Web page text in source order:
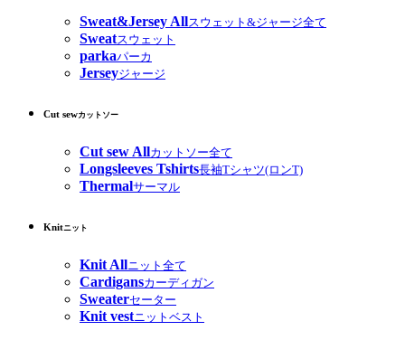
Sweat&Jersey Allスウェット&ジャージ全て
Sweatスウェット
parkaパーカ
Jerseyジャージ
Cut sewカットソー
Cut sew Allカットソー全て
Longsleeves Tshirts長袖Tシャツ(ロンT)
Thermalサーマル
Knitニット
Knit Allニット全て
Cardigansカーディガン
Sweaterセーター
Knit vestニットベスト